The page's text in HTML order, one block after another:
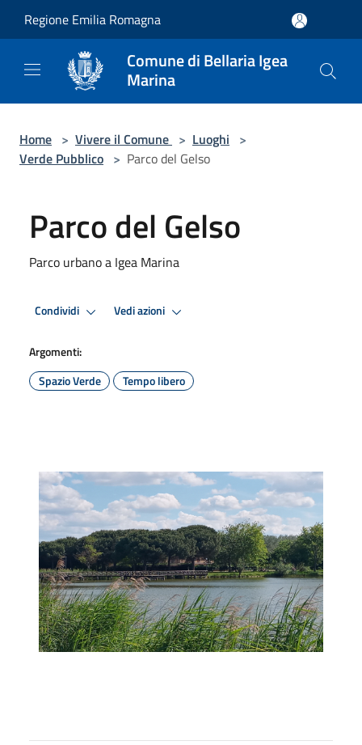
Regione Emilia Romagna
Comune di Bellaria Igea
Marina
Home > Vivere il Comune > Luoghi >
Verde Pubblico > Parco del Gelso
Parco del Gelso
Parco urbano a Igea Marina
Condividi Vedi azioni
Argomenti:
Spazio Verde
Tempo libero